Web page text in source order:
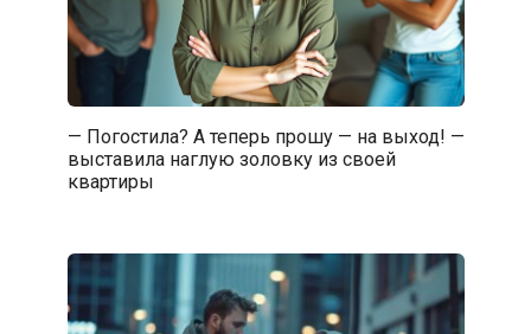
— Погостила? А теперь прошу — на выход! —
выставила наглую золовку из своей
квартиры